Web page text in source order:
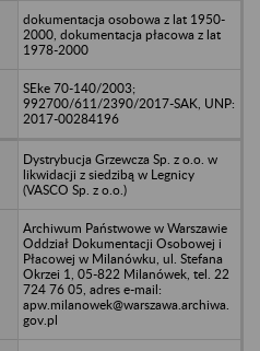
dokumentacja osobowa z lat 1950-
2000, dokumentacja płacowa z lat
1978-2000
SEke 70-140/2003;
992700/611/2390/2017-SAK, UNP:
2017-00284196
Dystrybucja Grzewcza Sp. z o.o. w
likwidacji z siedzibą w Legnicy
(VASCO Sp. z o.o.)
Archiwum Państwowe w Warszawie
Oddział Dokumentacji Osobowej i
Płacowej w Milanówku, ul. Stefana
Okrzei 1, 05-822 Milanówek, tel. 22
724 76 05, adres e-mail:
apw.milanowek@warszawa.archiwa.
gov.pl